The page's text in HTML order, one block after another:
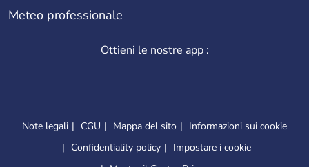
Meteo professionale
Ottieni le nostre app :
Note legali CGU Mappa del sito
Informazioni sui cookie
Confidentiality policy
Impostare i cookie